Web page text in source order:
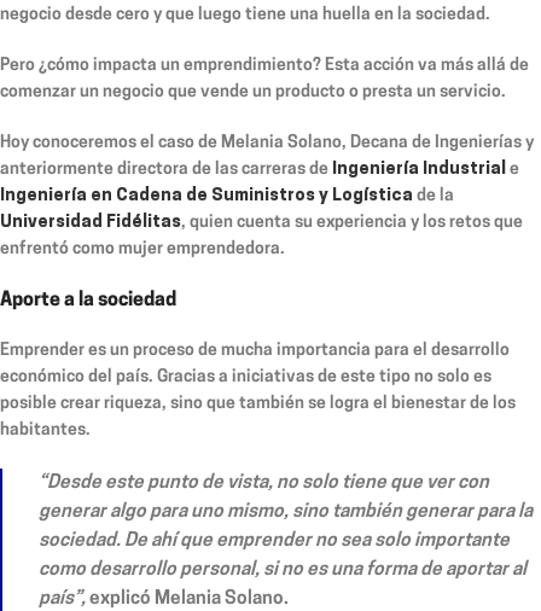
negocio desde cero y que luego tiene una huella en la sociedad.
Pero ¿cómo impacta un emprendimiento? Esta acción va más allá de
comenzar un negocio que vende un producto o presta un servicio.
Hoy conoceremos el caso de Melania Solano, Decana de Ingenierías y
anteriormente directora de las carreras de Ingeniería Industrial e
Ingeniería en Cadena de Suministros y Logística de la
Universidad Fidélitas, quien cuenta su experiencia y los retos que
enfrentó como mujer emprendedora.
Aporte a la sociedad
Emprender es un proceso de mucha importancia para el desarrollo
económico del país. Gracias a iniciativas de este tipo no solo es
posible crear riqueza, sino que también se logra el bienestar de los
habitantes.
“Desde este punto de vista, no solo tiene que ver con
generar algo para uno mismo, sino también generar para la
sociedad. De ahí que emprender no sea solo importante
como desarrollo personal, si no es una forma de aportar al
país”,explicó Melania Solano.